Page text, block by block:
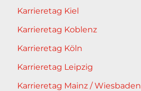
Karrieretag Kiel
Karrieretag Koblenz
Karrieretag Köln
Karrieretag Leipzig
Karrieretag Mainz / Wiesbaden